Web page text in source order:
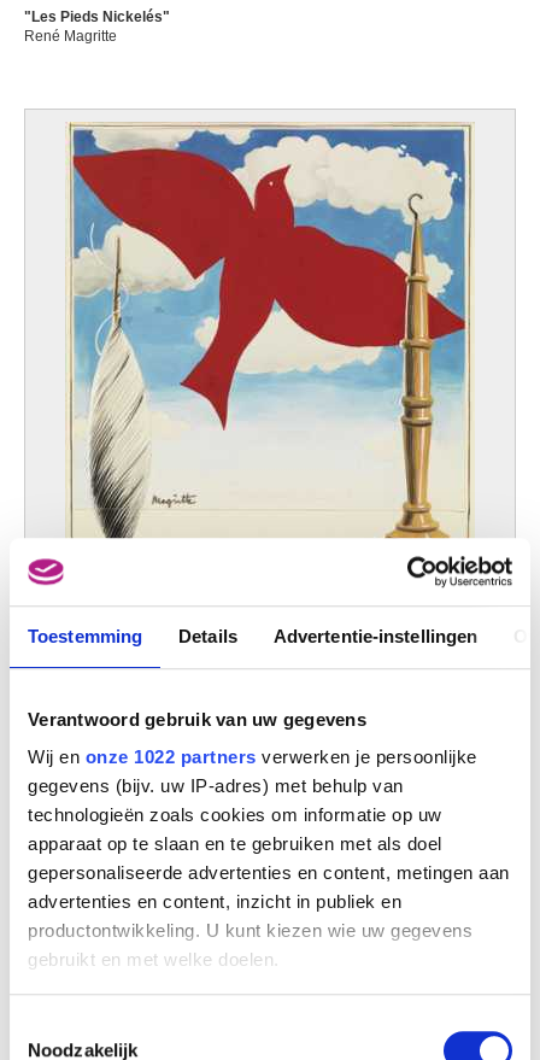
Toestemming Details Advertentie-instellingen
Verantwoord gebruik van uw gegevens
Wij en onze 1022 partners verwerken je persoonlijke
gegevens (bijv. uw IP-adres) met behulp van
technologieën zoals cookies om informatie op uw
apparaat op te slaan en te gebruiken met als doel
gepersonaliseerde advertenties en content, metingen aan
advertenties en content, inzicht in publiek en
productontwikkeling. U kunt kiezen wie uw gegevens
gebruikt en met welke doelen.
Informatie verzamelen over uw geografische
Noodzakelijk
"Les Pieds Nickelés"
René Magritte
René Magritte